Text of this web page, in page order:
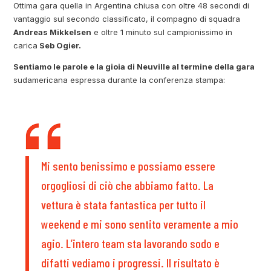
Ottima gara quella in Argentina chiusa con oltre 48 secondi di
vantaggio sul secondo classificato, il compagno di squadra
Andreas Mikkelsen e oltre 1 minuto sul campionissimo in
carica Seb Ogier.
Sentiamo le parole e la gioia di Neuville al termine della gara
sudamericana espressa durante la conferenza stampa:
Mi sento benissimo e possiamo essere
orgogliosi di ciò che abbiamo fatto. La
vettura è stata fantastica per tutto il
weekend e mi sono sentito veramente a mio
agio. L’intero team sta lavorando sodo e
difatti vediamo i progressi. Il risultato è